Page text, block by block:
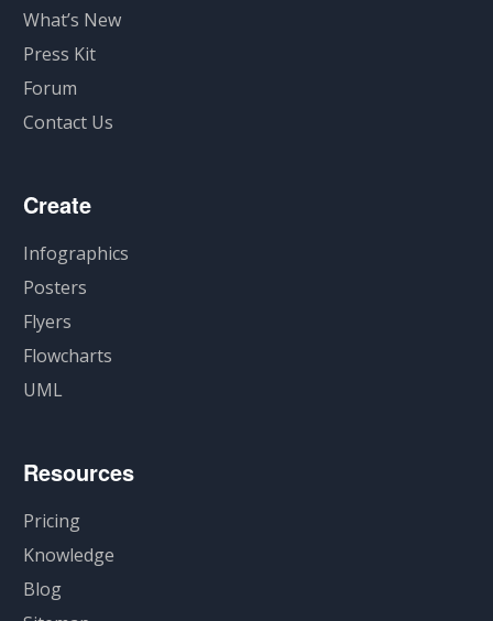
What’s New
Press Kit
Forum
Contact Us
Create
Infographics
Posters
Flyers
Flowcharts
UML
Resources
Pricing
Knowledge
Blog